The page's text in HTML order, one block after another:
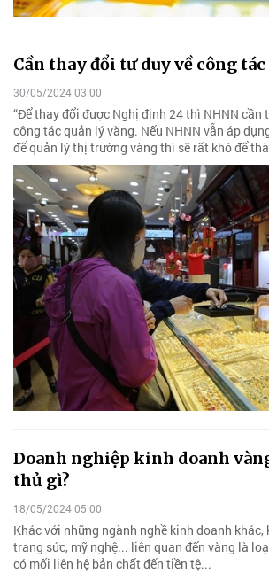
Cần thay đổi tư duy về công
30/05/2024 03:00
“Để thay đổi được Nghị định 24 thì NHNN cần
công tác quản lý vàng. Nếu NHNN vẫn áp
để quản lý thị trường vàng thì sẽ rất khó để
Doanh nghiệp kinh doanh
thủ gì?
18/05/2024 05:00
Khác với những ngành nghề kinh doanh khác,
trang sức, mỹ nghệ... liên quan đến vàng là
có mối liên hệ bản chất đến tiền tệ...